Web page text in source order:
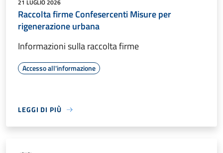
21 LUGLIO 2026
Raccolta firme Confesercenti Misure per
rigenerazione urbana
Informazioni sulla raccolta firme
Accesso all'informazione
LEGGI DI PIÙ